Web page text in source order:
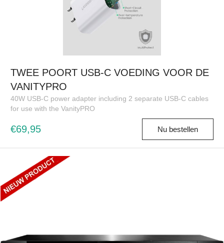
TWEE POORT USB-C VOEDING VOOR DE
VANITYPRO
40W USB-C power adapter including 2 separate USB-C cables
for use with the VanityPRO
€69,95 Nu bestellen